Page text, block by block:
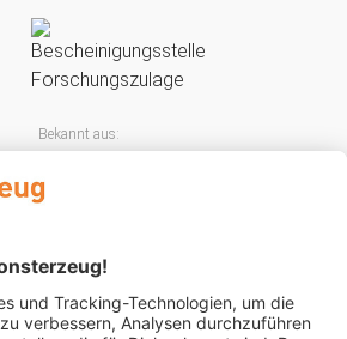
Bekannt aus: